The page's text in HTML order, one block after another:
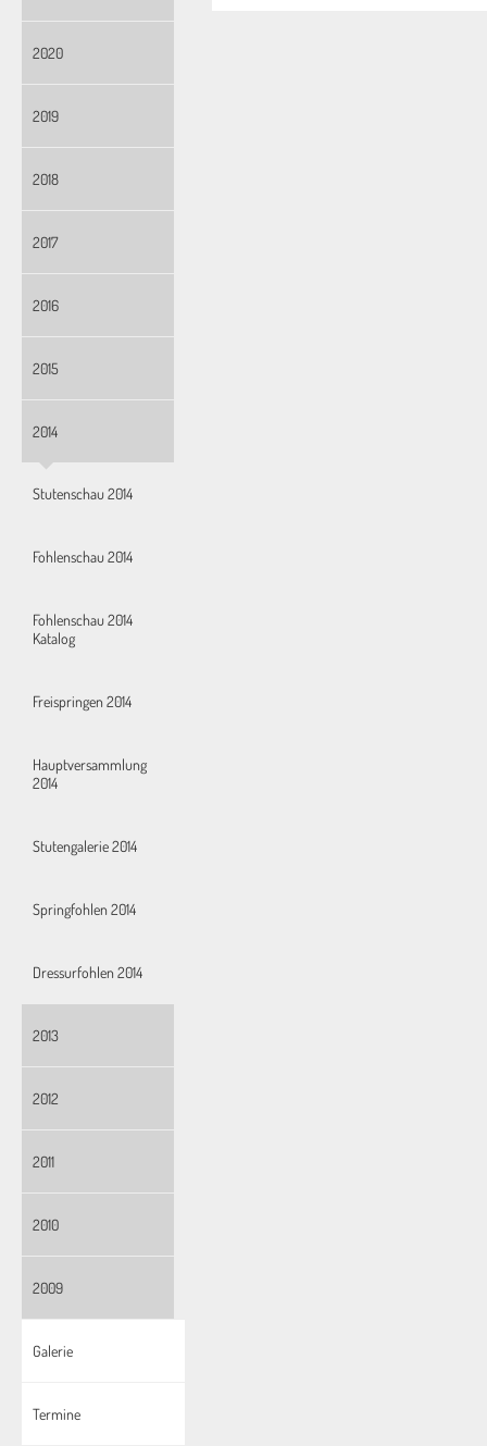
2020
2019
2018
2017
2016
2015
2014
Stutenschau 2014
Fohlenschau 2014
Fohlenschau 2014
Katalog
Freispringen 2014
Hauptversammlung
2014
Stutengalerie 2014
Springfohlen 2014
Dressurfohlen 2014
2013
2012
2011
2010
2009
Galerie
Termine